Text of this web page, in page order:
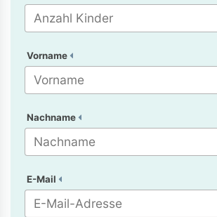
Vorname
Nachname
E-Mail